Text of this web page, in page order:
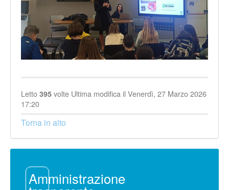
Letto 395 volte Ultima modifica il Venerdì, 27 Marzo 2026
17:20
Torna in alto
Amministrazione